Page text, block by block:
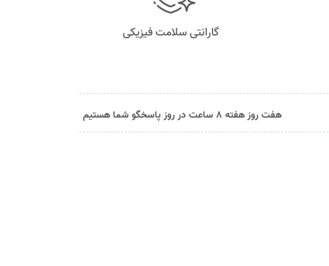
گارانتی سلامت فیزیکی
هفت روز هفته 8 ساعت در روز پاسخگو شما هستیم